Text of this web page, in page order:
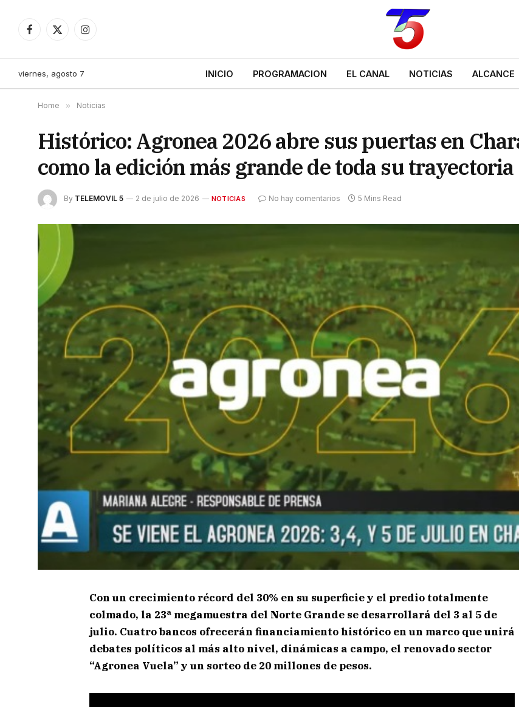
Facebook
X
Instagram
viernes, agosto 7 INICIO PROGRAMACION EL CANAL NOTICIAS ALCANCE
Home » Noticias
Histórico: Agronea 2026 abre sus puertas en
como la edición más grande de toda su trayectoria
By TELEMOVIL 5 2 de julio de 2026 NOTICIAS No hay comentarios 5 Mins Read
Con un crecimiento récord del 30% en su superficie y el predio totalmente
colmado, la 23ª megamuestra del Norte Grande se desarrollará del 3 al 5 de
julio. Cuatro bancos ofrecerán financiamiento histórico en un marco que unirá
debates políticos al más alto nivel, dinámicas a campo, el renovado sector
“Agronea Vuela” y un sorteo de 20 millones de pesos.